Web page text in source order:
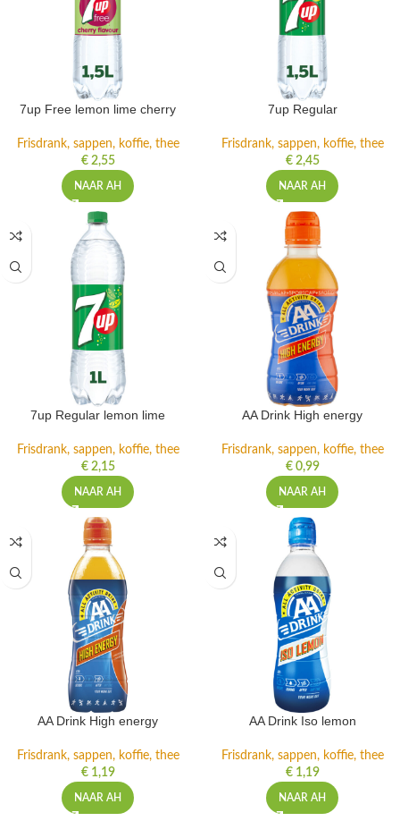
7up Free lemon lime cherry
Frisdrank, sappen, koffie, thee
€2,55
NAAR AH
7up Regular
Frisdrank, sappen, koffie, thee
€2,45
NAAR AH
7up Regular lemon lime
Frisdrank, sappen, koffie, thee
€2,15
NAAR AH
AA Drink High energy
Frisdrank, sappen, koffie, thee
€0,99
NAAR AH
AA Drink High energy
Frisdrank, sappen, koffie, thee
€1,19
NAAR AH
AA Drink Iso lemon
Frisdrank, sappen, koffie, thee
€1,19
NAAR AH